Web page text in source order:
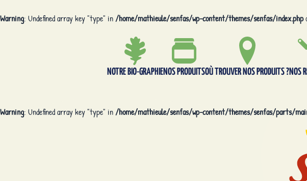
Warning: Undefined array key "type" in/home/mathieule/senfas/wp-content/themes/senfas/index.php
NOTRE BIO-GRAPHIENOS PRODUITSOÙ TROUVER NOS PRODUITS ?NOS
Warning: Undefined array key "type" in/home/mathieule/senfas/wp-content/themes/senfas/parts/